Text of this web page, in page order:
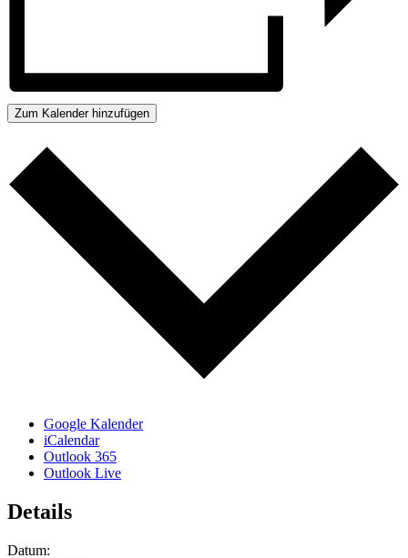
Zum Kalender hinzufügen
Google Kalender
iCalendar
Outlook 365
Outlook Live
Details
Datum: